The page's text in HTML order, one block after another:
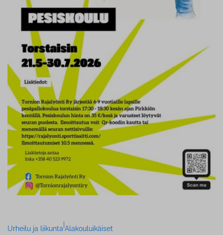
Urheilu ja liikunta Alakouluikäiset